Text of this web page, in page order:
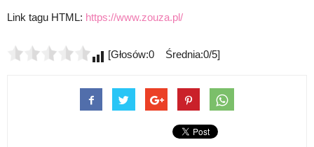
Link tagu HTML: https://www.zouza.pl/
[Głosów:0 Średnia:0/5]